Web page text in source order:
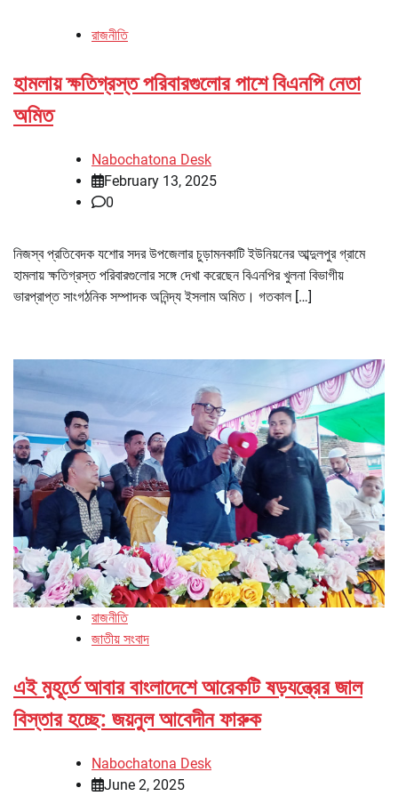
রাজনীতি
হামলায় ক্ষতিগ্রস্ত পরিবারগুলোর পাশে বিএনপি নেতা
অমিত
Nabochatona Desk
February 13, 2025
0
নিজস্ব প্রতিবেদক যশোর সদর উপজেলার চুড়ামনকাটি ইউনিয়নের আব্দুলপুর গ্রামে
হামলায় ক্ষতিগ্রস্ত পরিবারগুলোর সঙ্গে দেখা করেছেন বিএনপির খুলনা বিভাগীয়
ভারপ্রাপ্ত সাংগঠনিক সম্পাদক অনিন্দ্য ইসলাম অমিত। গতকাল […]
রাজনীতি
জাতীয় সংবাদ
এই মুহূর্তে আবার বাংলাদেশে আরেকটি ষড়যন্ত্রের জাল
বিস্তার হচ্ছে: জয়নুল আবেদীন ফারুক
Nabochatona Desk
June 2, 2025